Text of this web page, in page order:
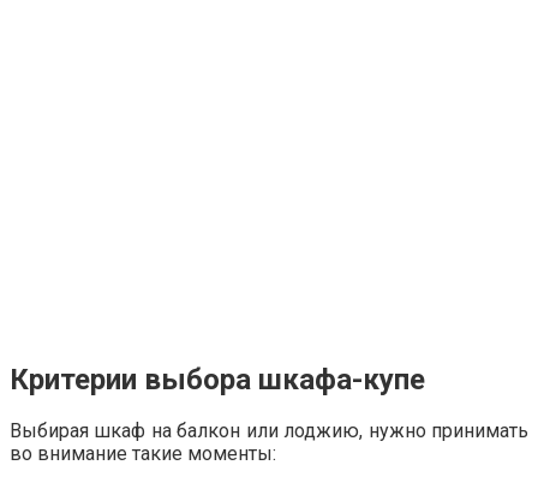
Критерии выбора шкафа-купе
Выбирая шкаф на балкон или лоджию, нужно принимать
во внимание такие моменты: